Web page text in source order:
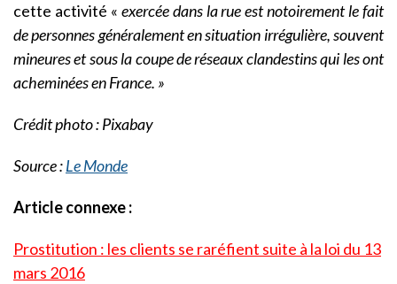
cette activité « exercée dans la rue est notoirement le fait
de personnes généralement en situation irrégulière, souvent
mineures et sous la coupe de réseaux clandestins qui les ont
acheminées en France. »
Crédit photo : Pixabay
Source :Le Monde
Article connexe :
Prostitution : les clients se raréfient suite à la loi du 13
mars 2016